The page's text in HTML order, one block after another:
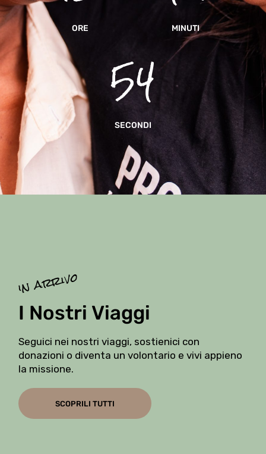
ORE MINUTI
53
SECONDI
in arrivo
I Nostri Viaggi
Seguici nei nostri viaggi, sostienici con
donazioni o diventa un volontario e vivi appieno
la missione.
SCOPRILI TUTTI